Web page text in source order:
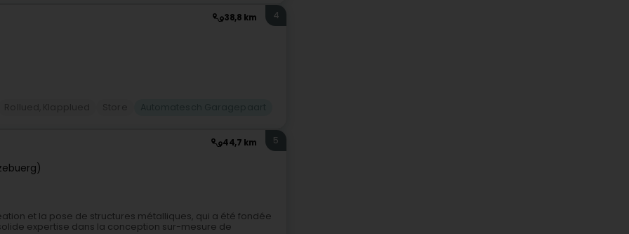
38,8 km 4
44,7 km 5
et la pose de structures métalliques, qui a été fondée
expertise dans la conception sur-mesure de